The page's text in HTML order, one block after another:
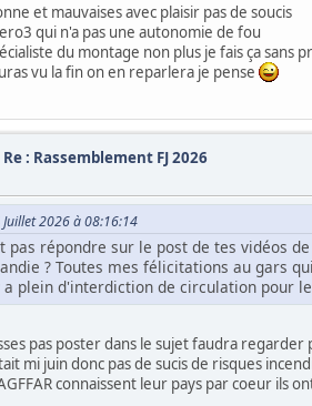
et mauvaises avec plaisir pas de soucis
qui n'a pas une autonomie de fou
du montage non plus je fais ça
vu la fin on en reparlera je pense
Re : Rassemblement FJ 2026
2026 à 08:16:14
pas répondre sur le post de tes vidéos
? Toutes mes félicitations au gars
plein d'interdiction de circulation pour
pas poster dans le sujet faudra regarder
mi juin donc pas de sucis de risques
connaissent leur pays par coeur ils